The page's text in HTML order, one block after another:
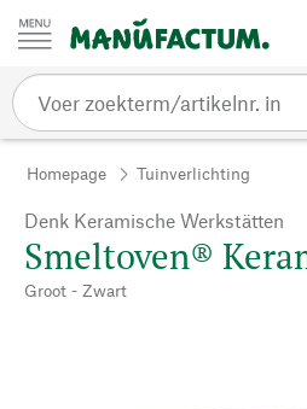
Passer au contenu
Homepage Tuinverlichting
Denk Keramische Werkstätten
Smeltoven®
Groot - Zwart